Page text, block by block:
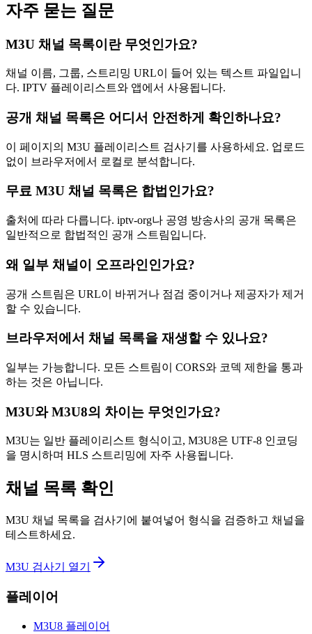
자주 묻는 질문
M3U 채널 목록이란 무엇인가요?
채널 이름, 그룹, 스트리밍 URL이 들어 있는 텍스트 파일입니
다. IPTV 플레이리스트와 앱에서 사용됩니다.
공개 채널 목록은 어디서 안전하게 확인하나요?
이 페이지의 M3U 플레이리스트 검사기를 사용하세요. 업로드
없이 브라우저에서 로컬로 분석합니다.
무료 M3U 채널 목록은 합법인가요?
출처에 따라 다릅니다. iptv-org나 공영 방송사의 공개 목록은
일반적으로 합법적인 공개 스트림입니다.
왜 일부 채널이 오프라인인가요?
공개 스트림은 URL이 바뀌거나 점검 중이거나 제공자가 제거
할 수 있습니다.
브라우저에서 채널 목록을 재생할 수 있나요?
일부는 가능합니다. 모든 스트림이 CORS와 코덱 제한을 통과
하는 것은 아닙니다.
M3U와 M3U8의 차이는 무엇인가요?
M3U는 일반 플레이리스트 형식이고, M3U8은 UTF-8 인코딩
을 명시하며 HLS 스트리밍에 자주 사용됩니다.
채널 목록 확인
M3U 채널 목록을 검사기에 붙여넣어 형식을 검증하고 채널을
테스트하세요.
M3U 검사기 열기
플레이어
M3U8 플레이어